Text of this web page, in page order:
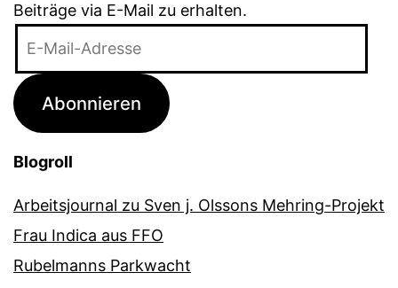
Beiträge via E-Mail zu erhalten.
Adresse
Abonnieren
Blogroll
Arbeitsjournal zu Sven j. Olssons Mehring-Projekt
Frau Indica aus FFO
Rubelmanns Parkwacht